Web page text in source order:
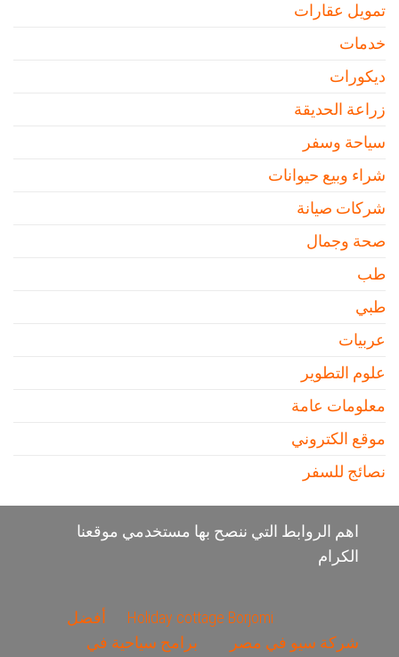
تمويل عقارات
خدمات
ديكورات
زراعة الحديقة
سياحة وسفر
شراء وبيع حيوانات
شركات صيانة
صحة وجمال
طب
طبي
عربيات
علوم التطوير
معلومات عامة
موقع الكتروني
نصائج للسفر
اهم الروابط التي ننصح بها مستخدمي موقعنا
الكرام
Holiday cottage Borjomi
أفضل
شركة سيو في مصر
برامج سياحية في